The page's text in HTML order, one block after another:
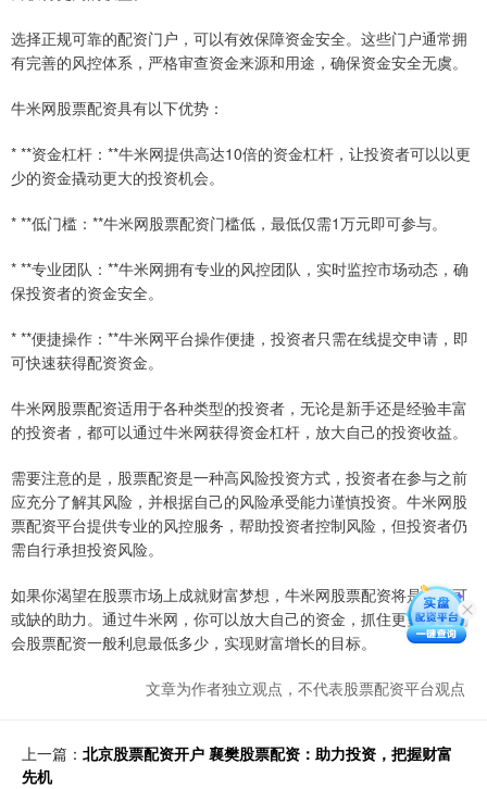
选择正规可靠的配资门户，可以有效保障资金安全。这些门户通常拥
有完善的风控体系，严格审查资金来源和用途，确保资金安全无虞。
牛米网股票配资具有以下优势：
* **资金杠杆：**牛米网提供高达10倍的资金杠杆，让投资者可以以更
少的资金撬动更大的投资机会。
* **低门槛：**牛米网股票配资门槛低，最低仅需1万元即可参与。
* **专业团队：**牛米网拥有专业的风控团队，实时监控市场动态，确
保投资者的资金安全。
* **便捷操作：**牛米网平台操作便捷，投资者只需在线提交申请，即
可快速获得配资资金。
牛米网股票配资适用于各种类型的投资者，无论是新手还是经验丰富
的投资者，都可以通过牛米网获得资金杠杆，放大自己的投资收益。
需要注意的是，股票配资是一种高风险投资方式，投资者在参与之前
应充分了解其风险，并根据自己的风险承受能力谨慎投资。牛米网股
票配资平台提供专业的风控服务，帮助投资者控制风险，但投资者仍
需自行承担投资风险。
如果你渴望在股票市场上成就财富梦想，牛米网股票配资将是你不可
或缺的助力。通过牛米网，你可以放大自己的资金，抓住更多投资机
会股票配资一般利息最低多少，实现财富增长的目标。
文章为作者独立观点，不代表股票配资平台观点
上一篇： 北京股票配资开户 襄樊股票配资：助力投资，把握财富
先机